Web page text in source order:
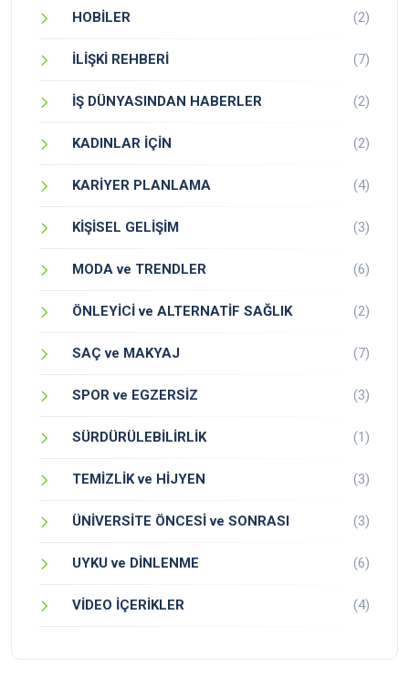
HOBİLER (2)
İLİŞKİ REHBERİ (7)
İŞ DÜNYASINDAN HABERLER (2)
KADINLAR İÇİN (2)
KARİYER PLANLAMA (4)
KİŞİSEL GELİŞİM (3)
MODA ve TRENDLER (6)
ÖNLEYİCİ ve ALTERNATİF SAĞLIK (2)
SAÇ ve MAKYAJ (7)
SPOR ve EGZERSİZ (3)
SÜRDÜRÜLEBİLİRLİK (1)
TEMİZLİK ve HİJYEN (3)
ÜNİVERSİTE ÖNCESİ ve SONRASI (3)
UYKU ve DİNLENME (6)
VİDEO İÇERİKLER (4)